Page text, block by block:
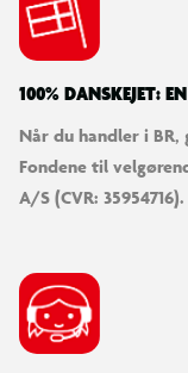
100% DANSKEJET:
Når du handler i
Fondene til
A/S (CVR: 35954716).